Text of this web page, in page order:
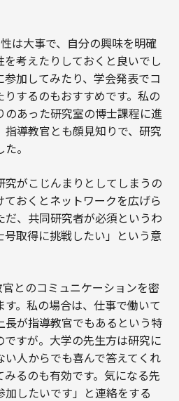
は大事で、自分の興味を明確
を考えたりしておくと良いでし
参加してみたり、学会発表でコ
りするのもおすすめです。私の
のあった研究室の博士課程に進
指導教官とも顔見知りで、研究
。
究がこじんまりとしてしまうの
ておくとネットワークを広げら
だ、共同研究者が必須というわ
号取得に挑戦したい」という意
官とのコミュニケーションを密
す。私の場合は、仕事で働いて
長が指導教官でもあるという特
ですが。大学の先生方は研究に
い人からでも喜んで答えてくれ
みるのも有効です。気になる先
加したいです」と連絡をする